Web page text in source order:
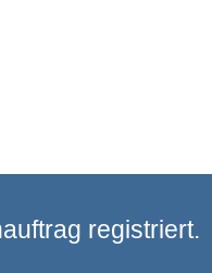
registriert.